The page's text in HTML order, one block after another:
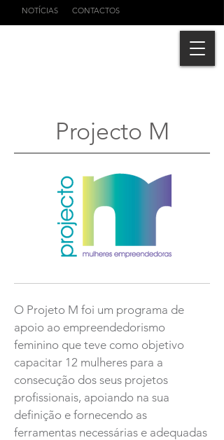
NOTÍCIAS CONTACTOS
Projecto M
O Projeto M foi um programa de
apoio ao empreendedorismo
feminino que teve como objetivo
capacitar 12 mulheres para a
consecução dos seus projetos
profissionais, apoiando na sua
definição e fornecendo as
ferramentas necessárias e adequadas